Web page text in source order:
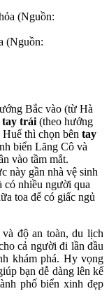
(Nguồn:
Bắc vào (từ Hà
tay trái (theo hướng
thì chọn bên tay
biển Lăng Cô và
vào tầm mắt.
này gần nhà vệ sinh
có nhiều người qua
toa để có giấc ngủ
độ an toàn, du lịch
cả người đi lần đầu
khám phá. Hy vọng
bạn dễ dàng lên kế
phố biển xinh đẹp